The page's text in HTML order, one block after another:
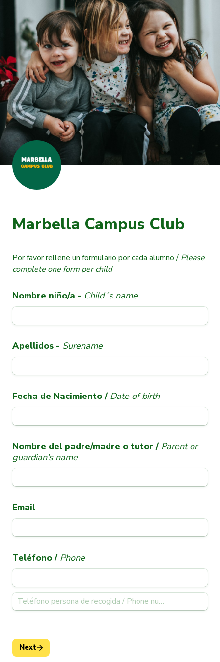
Marbella Campus Club
Por favor rellene un formulario por cada alumno / Please
complete one form per child
Nombre niño/a - Child´s name
Apellidos - Surename
Fecha de Nacimiento / Date of birth
Nombre del padre/madre o tutor / Parent or
guardian’s name
Email
Teléfono / Phone
Next